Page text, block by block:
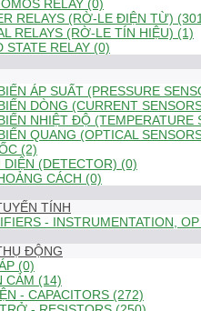
RELAY (0)
RELAYS (RỜ-LE ĐIỆN TỪ)
RELAYS (RỜ-LE TÍN HIỆU) (1)
STATE RELAY (0)
ÁP SUẤT (PRESSURE
DÒNG (CURRENT
NHIỆT ĐỘ (TEMPERATURE
QUANG (OPTICAL
(2)
DIỆN (DETECTOR) (0)
CÁCH (0)
TÍNH
- INSTRUMENTATION,
ĐỘNG
(0)
CẢM (14)
- CAPACITORS (272)